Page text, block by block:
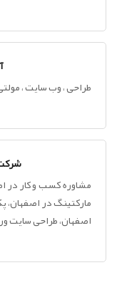
طراحی ، وب سایت ،
مشاوره کسب و کار در
مارکتینگ در اصفهان،
اصفهان، طراحی سایت